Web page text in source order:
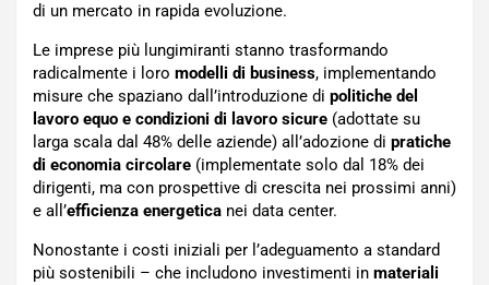
di un mercato in rapida evoluzione.
Le imprese più lungimiranti stanno trasformando
radicalmente i loro modelli di business, implementando
misure che spaziano dall’introduzione di politiche del
lavoro equo e condizioni di lavoro sicure (adottate su
larga scala dal 48% delle aziende) all’adozione di pratiche
di economia circolare (implementate solo dal 18% dei
dirigenti, ma con prospettive di crescita nei prossimi anni)
e all’efficienza energetica nei data center.
Nonostante i costi iniziali per l’adeguamento a standard
più sostenibili – che includono investimenti in materiali